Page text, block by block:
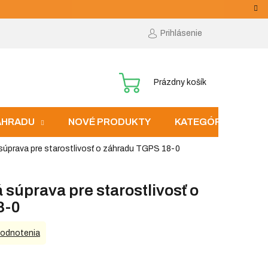
Prihlásenie
NÁKUPNÝ
Prázdny košík
NOVÉ PRODUKTY KATEGÓRIE
pre starostlivosť o záhradu TGPS 18-0
súprava pre starostlivosť o
0